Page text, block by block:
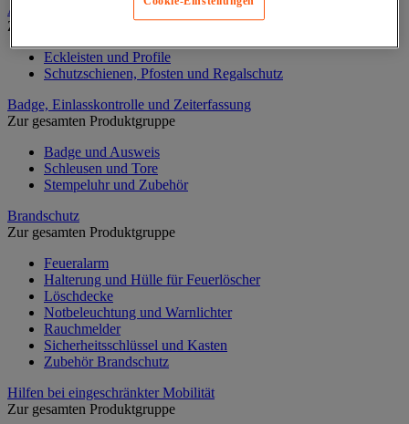
Aufprallschutz
Zur gesamten Produktgruppe
Eckleisten und Profile
Schutzschienen, Pfosten und Regalschutz
Badge, Einlasskontrolle und Zeiterfassung
Zur gesamten Produktgruppe
Badge und Ausweis
Schleusen und Tore
Stempeluhr und Zubehör
Brandschutz
Zur gesamten Produktgruppe
Feueralarm
Halterung und Hülle für Feuerlöscher
Löschdecke
Notbeleuchtung und Warnlichter
Rauchmelder
Sicherheitsschlüssel und Kasten
Zubehör Brandschutz
Hilfen bei eingeschränkter Mobilität
Zur gesamten Produktgruppe